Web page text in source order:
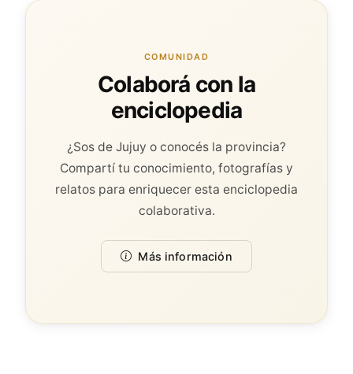
COMUNIDAD
Colaborá con la
enciclopedia
¿Sos de Jujuy o conocés la provincia?
Compartí tu conocimiento, fotografías y
relatos para enriquecer esta enciclopedia
colaborativa.
Más información